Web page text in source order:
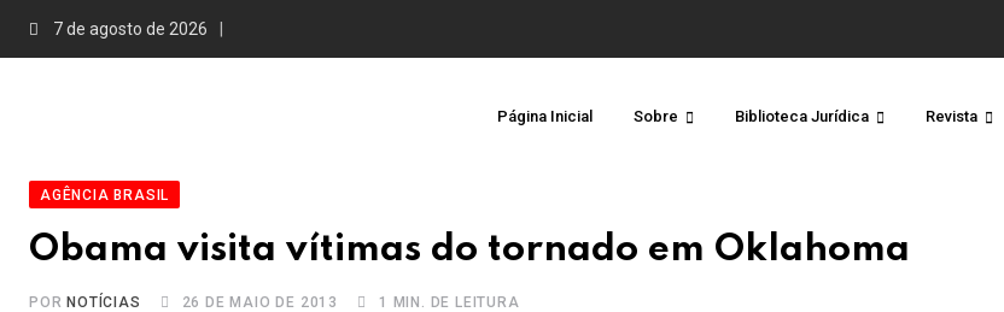
7 de agosto de 2026
Página Inicial Sobre Biblioteca Jurídica Revista
AGÊNCIA BRASIL
Obama visita vítimas do tornado em Oklahoma
PORNOTÍCIAS 26 DE MAIO DE 2013 1 MIN. DE LEITURA